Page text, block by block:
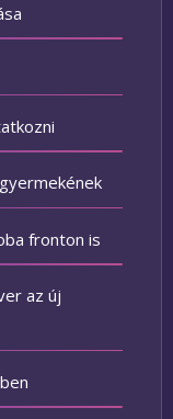
fronton is
az új